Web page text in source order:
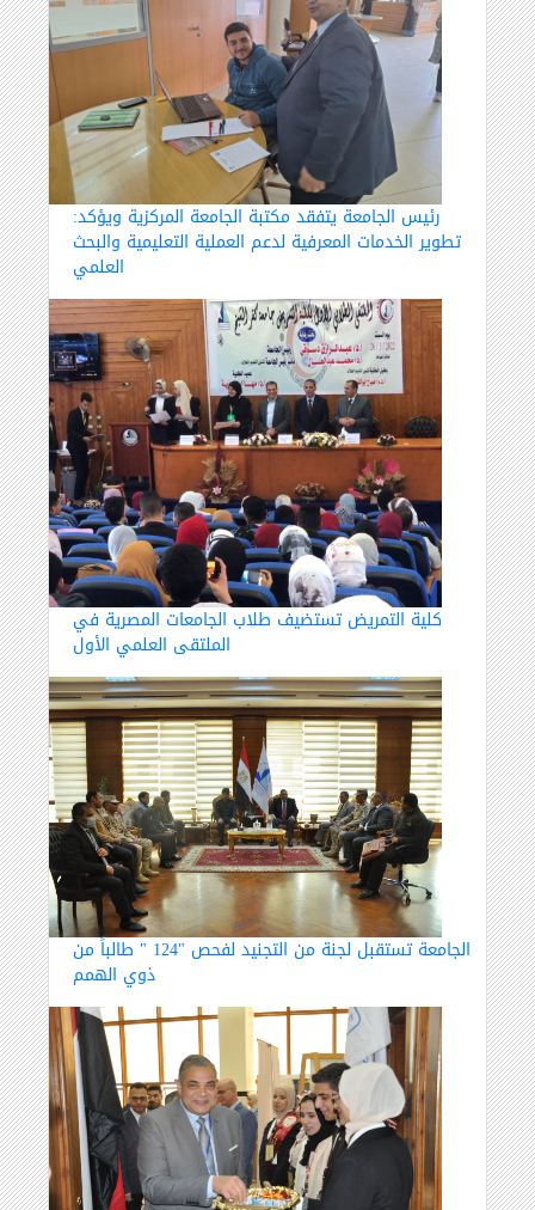
رئيس الجامعة يتفقد مكتبة الجامعة المركزية ويؤكد:
تطوير الخدمات المعرفية لدعم العملية التعليمية والبحث
العلمي
كلية التمريض تستضيف طلاب الجامعات المصرية في
الملتقى العلمي الأول
الجامعة تستقبل لجنة من التجنيد لفحص "124 " طالباً من
ذوي الهمم